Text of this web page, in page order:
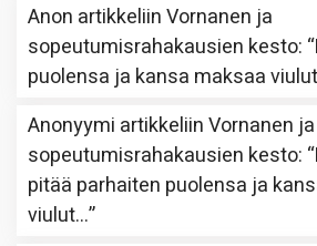
Anon artikkeliinVornanen ja
sopeutumisrahakausien kesto: “
puolensa ja kansa maksaa
Anonyymi artikkeliinVornanen ja
sopeutumisrahakausien kesto: “
pitää parhaiten puolensa ja
viulut…”